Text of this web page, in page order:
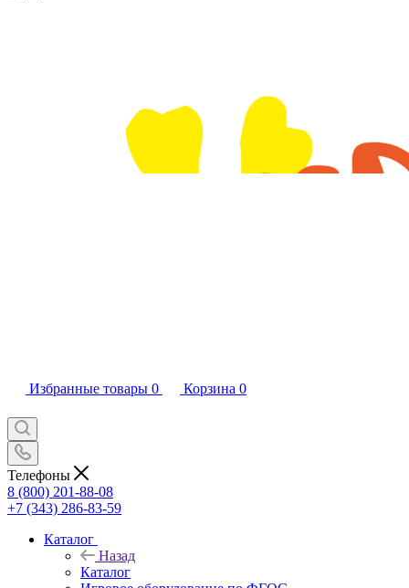
Избранные товары 0 Корзина 0
Телефоны
8 (800) 201-88-08
+7 (343) 286-83-59
Каталог
Назад
Каталог